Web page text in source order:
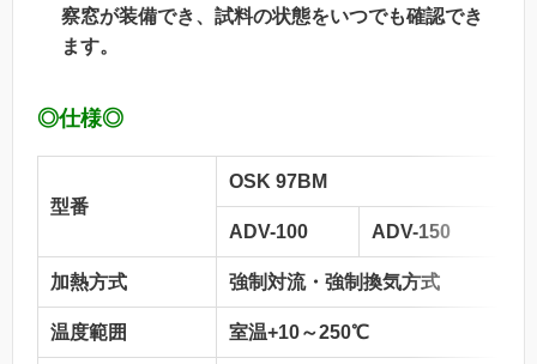
察窓が装備でき、試料の状態をいつでも確認でき
ます。
◎仕様◎
型番
OSK 97BM
ADV-100 ADV-150
加熱方式 強制対流・強制換気方式
温度範囲 室温+10～250℃